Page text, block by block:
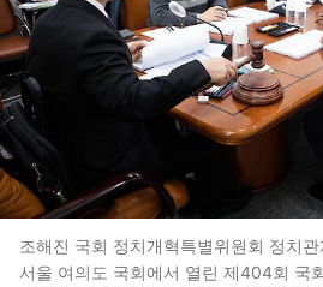
조해진 국회 정치개혁특별위원회 정치
서울 여의도 국회에서 열린 제404회 국